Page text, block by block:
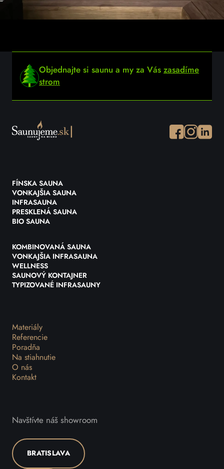
Objednajte si saunu a my za Vás zasadíme
strom
Facebook
Instagram
FÍNSKA SAUNA
VONKAJŠIA SAUNA
INFRASAUNA
PRESKLENÁ SAUNA
BIO SAUNA
KOMBINOVANÁ SAUNA
VONKAJŠIA INFRASAUNA
WELLNESS
SAUNOVÝ KONTAJNER
TYPIZOVANÉ INFRASAUNY
Materiály
Referencie
Poradňa
Na stiahnutie
O nás
Kontakt
Navštívte náš showroom
BRATISLAVA